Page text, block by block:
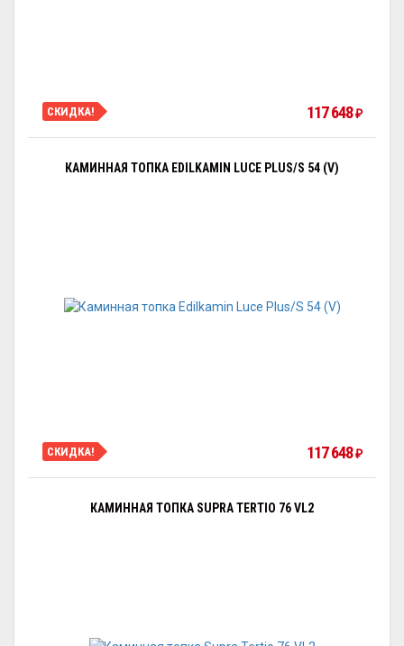
СКИДКА! 117 648₽
КАМИННАЯ ТОПКА EDILKAMIN LUCE PLUS/S 54 (V)
СКИДКА! 117 648₽
КАМИННАЯ ТОПКА SUPRA TERTIO 76 VL2